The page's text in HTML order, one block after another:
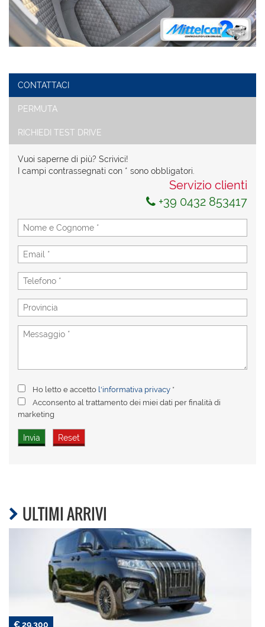
CONTATTACI
PERMUTA
RICHIEDI TEST DRIVE
Vuoi saperne di più? Scrivici!
I campi contrassegnati con * sono obbligatori.
Servizio clienti
+39 0432 853417
Ho letto e accetto l'informativa privacy *
Acconsento al trattamento dei miei dati per finalità di
marketing
ULTIMI ARRIVI
€ 29.300